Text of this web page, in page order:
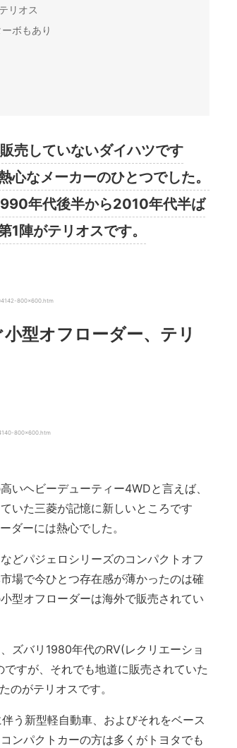
リオス
ボもあり
売していないダイハツです
なメーカーのひとつでした。
年代後半から2010年代半ば
1陣がテリオスです。
800×600.htm
型オフローダー、テリ
800×600.htm
いヘビーデューティー4WDと言えば、
いた三菱が記憶に新しいところです
ダーには熱心でした。
どパジェロシリーズのコンパクトオフ
場で今ひとつ存在感が薄かったのは確
型オフローダーは海外で販売されてい
ズバリ1980年代のRV(レクリエーショ
すが、それでも地道に販売されていた
のがテリオスです。
う新型軽自動車、およびそれをベース
ンパクトカーの方は多くがトヨタでも